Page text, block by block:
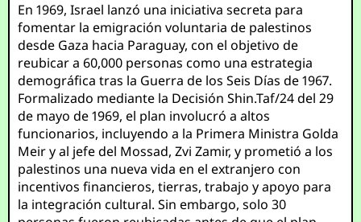
En 1969, Israel lanzó una iniciativa secreta para
fomentar la emigración voluntaria de palestinos
desde Gaza hacia Paraguay, con el objetivo de
reubicar a 60,000 personas como una estrategia
demográfica tras la Guerra de los Seis Días de 1967.
Formalizado mediante la Decisión Shin.Taf/24 del 29
de mayo de 1969, el plan involucró a altos
funcionarios, incluyendo a la Primera Ministra Golda
Meir y al jefe del Mossad, Zvi Zamir, y prometió a los
palestinos una nueva vida en el extranjero con
incentivos financieros, tierras, trabajo y apoyo para
la integración cultural. Sin embargo, solo 30